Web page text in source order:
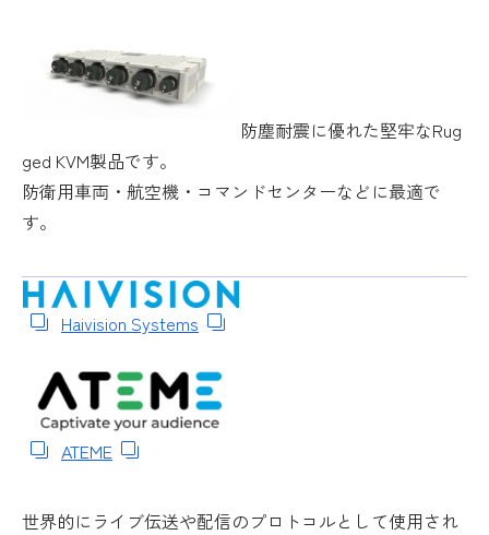
防塵耐震に優れた堅牢なRug
ged KVM製品です。
防衛用車両・航空機・コマンドセンターなどに最適で
す。
Haivision Systems
ATEME
世界的にライブ伝送や配信のプロトコルとして使用され